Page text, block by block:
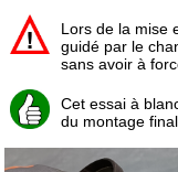
Lors de la mise
guidé par le
sans avoir à
Cet essai à
du montage final.